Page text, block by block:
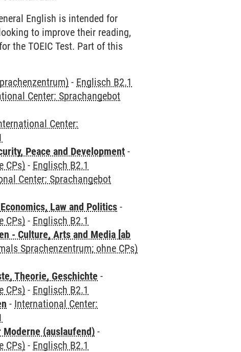
English is intended for
to improve their reading,
the TOEIC Test. Part of this
- Englisch B2.1
Center: Sprachangebot
Center:
Peace and Development -
CPs) - Englisch B2.1
Center: Sprachangebot
Law and Politics -
CPs) - Englisch B2.1
- Culture, Arts and Media [ab
Sprachenzentrum; ohne CPs)
Theorie, Geschichte -
CPs) - Englisch B2.1
- International Center:
(auslaufend) -
CPs) - Englisch B2.1